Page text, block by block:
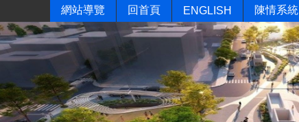
網站導覽 回首頁 ENGLISH 陳情系統